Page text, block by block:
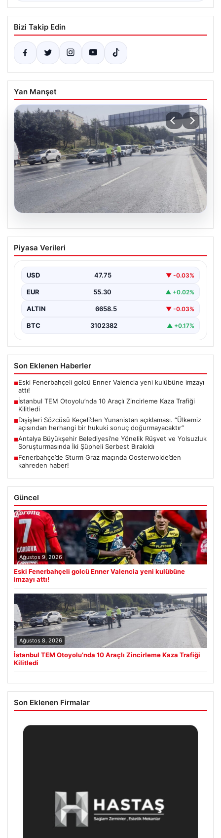
Bizi Takip Edin
Yan Manşet
08.08.2026
İstanbul TEM Otoyolu’nda 10 Araçlı
Zincirleme Kaza Trafiği Kilitledi
sabah saatlerinde trafik adeta durma noktasına geldi.
Edirne yönünde…
Piyasa Verileri
USD 47.75 ▼ -0.03%
EUR 55.30 ▲ +0.02%
ALTIN 6658.5 ▼ -0.03%
BTC 3102382 ▲ +0.17%
Son Eklenen Haberler
■Eski Fenerbahçeli golcü Enner Valencia yeni kulübüne imzayı
attı!
■İstanbul TEM Otoyolu’nda 10 Araçlı Zincirleme Kaza Trafiği
Kilitledi
■Dışişleri Sözcüsü Keçeli’den Yunanistan açıklaması. “Ülkemiz
açısından herhangi bir hukuki sonuç doğurmayacaktır”
■Antalya Büyükşehir Belediyesi’ne Yönelik Rüşvet ve Yolsuzluk
Soruşturmasında İki Şüpheli Serbest Bırakıldı
■Fenerbahçe’de Sturm Graz maçında Oosterwolde’den
kahreden haber!
Güncel
Ağustos 9, 2026
Eski Fenerbahçeli golcü Enner Valencia yeni kulübüne
imzayı attı!
Ağustos 8, 2026
İstanbul TEM Otoyolu’nda 10 Araçlı Zincirleme Kaza Trafiği
Kilitledi
Son Eklenen Firmalar